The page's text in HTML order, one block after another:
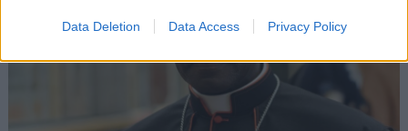
Data Deletion Data Access Privacy Policy